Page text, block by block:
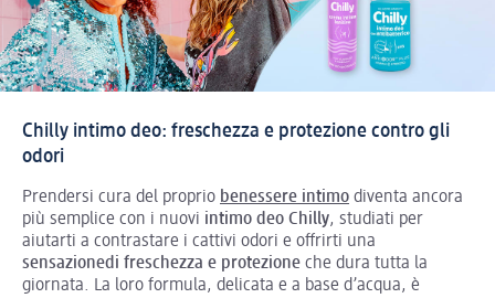
Chilly intimo deo: freschezza e protezione contro gli
odori
Prendersi cura del proprio benessere intimo diventa ancora
più semplice con i nuovi intimo deo Chilly, studiati per
aiutarti a contrastare i cattivi odori e offrirti una
sensazionedi freschezza e protezione che dura tutta la
giornata. La loro formula, delicata e a base d’acqua, è